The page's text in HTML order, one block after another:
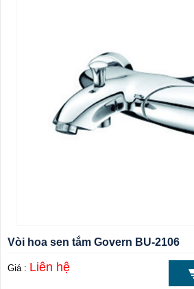
Vòi hoa sen tắm Govern BU-2106
Giá : Liên hệ